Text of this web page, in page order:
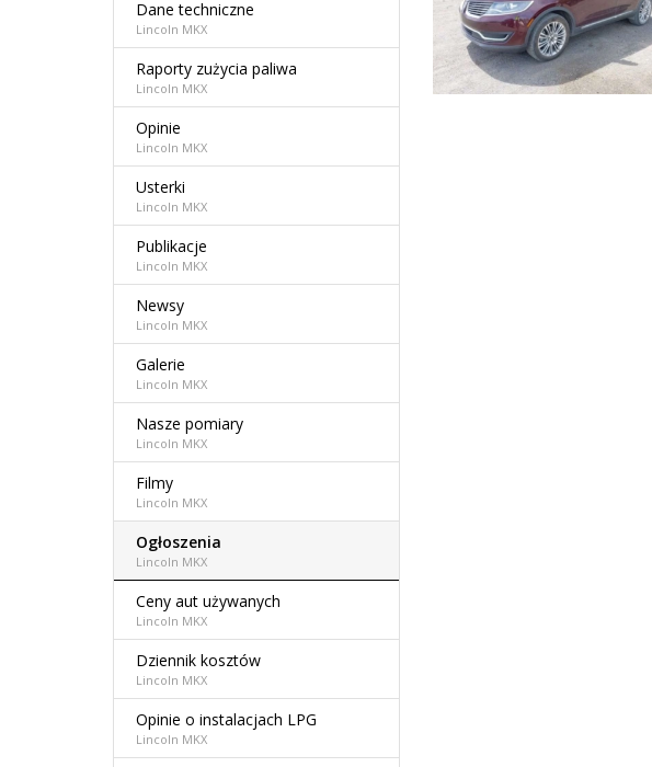
Dane techniczne
Lincoln MKX
Raporty zużycia paliwa
Lincoln MKX
Opinie
Lincoln MKX
Usterki
Lincoln MKX
Publikacje
Lincoln MKX
Newsy
Lincoln MKX
Galerie
Lincoln MKX
Nasze pomiary
Lincoln MKX
Filmy
Lincoln MKX
Ogłoszenia
Lincoln MKX
Ceny aut używanych
Lincoln MKX
Dziennik kosztów
Lincoln MKX
Opinie o instalacjach LPG
Lincoln MKX